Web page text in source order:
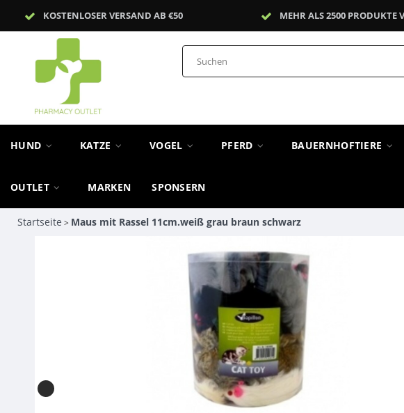
KOSTENLOSER VERSAND AB €50 MEHR ALS 2500 PRODUKTE
HUND KATZE VOGEL PFERD BAUERNHOFTIERE
OUTLET MARKEN SPONSERN
Startseite > Maus mit Rassel 11cm.weiß grau braun schwarz